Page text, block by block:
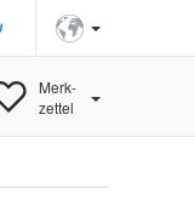
Merk-
zettel